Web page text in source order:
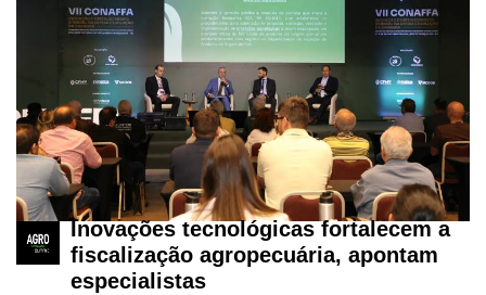
Inovações tecnológicas fortalecem a
fiscalização agropecuária, apontam
especialistas